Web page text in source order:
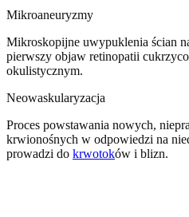
Mikroaneuryzmy
Mikroskopijne uwypuklenia ścian
pierwszy objaw retinopatii
okulistycznym.
Neowaskularyzacja
Proces powstawania nowych,
krwionośnych w odpowiedzi na
prowadzi do krwotoków i blizn.